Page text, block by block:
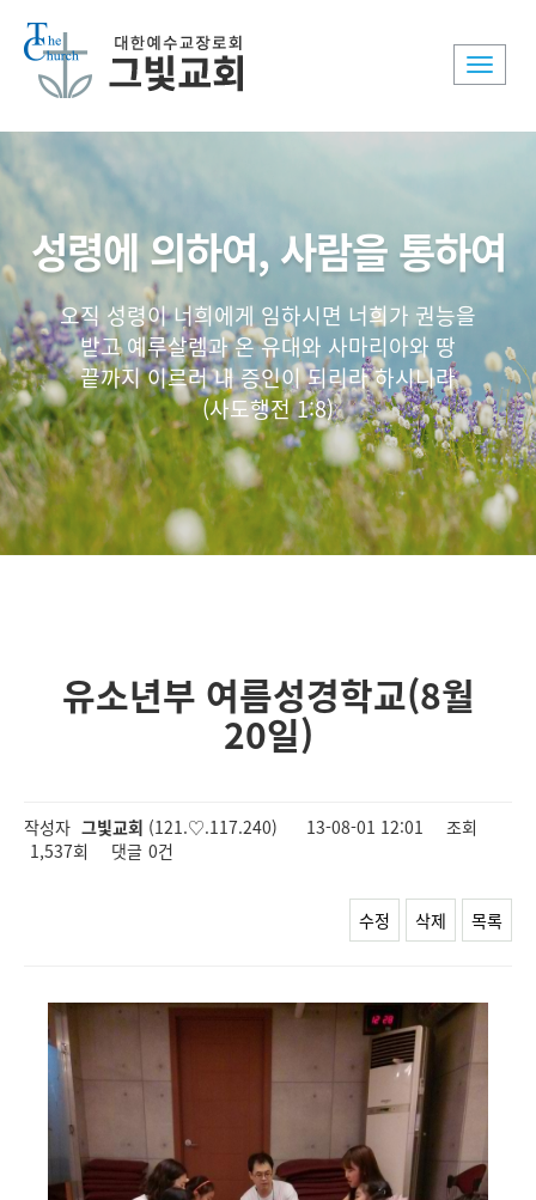
Toggle
성령에 의하여, 사람을 통하여
오직 성령이 너희에게 임하시면 너희가 권능을
받고 예루살렘과 온 유대와 사마리아와 땅
끝까지 이르러 내 증인이 되리라 하시니라
(사도행전 1:8)
유소년부 여름성경학교(8월
20일)
작성자 그빛교회 (121.♡.117.240) 13-08-01 12:01
조회
1,537회
댓글 0건
수정 삭제 목록